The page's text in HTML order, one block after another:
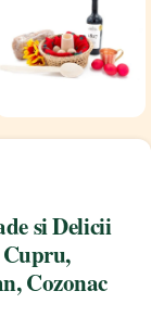
si Delicii
Cupru,
Cozonac